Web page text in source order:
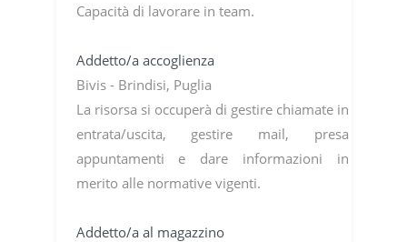
Capacità di lavorare in team.
Addetto/a accoglienza
Bivis - Brindisi, Puglia
La risorsa si occuperà di gestire chiamate in
entrata/uscita, gestire mail, presa
appuntamenti e dare informazioni in
merito alle normative vigenti.
Addetto/a al magazzino